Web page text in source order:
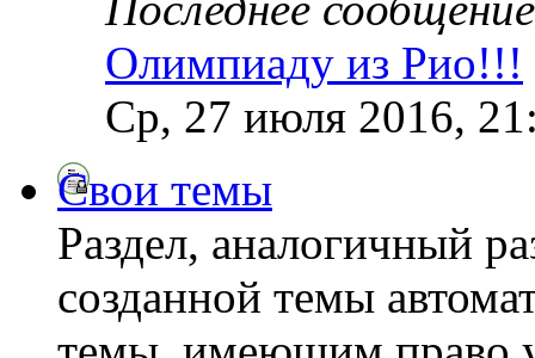
Олимпиаду из Рио!!!
Ср, 27 июля 2016,
Свои темы
Раздел, аналогичный
созданной темы